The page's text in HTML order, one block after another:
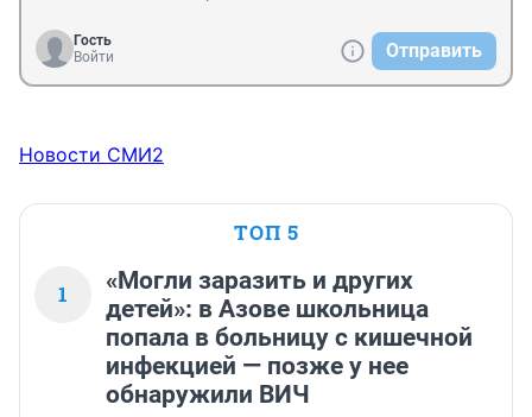
Гость
Войти
Отправить
Новости СМИ2
ТОП 5
1
«Могли заразить и других
детей»: в Азове школьница
попала в больницу с кишечной
инфекцией — позже у нее
обнаружили ВИЧ